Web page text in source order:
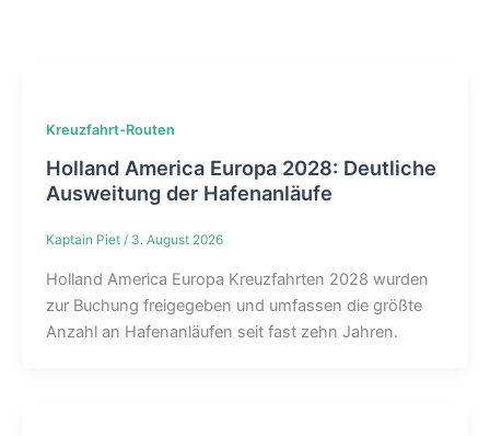
Kreuzfahrt-Routen
Holland America Europa 2028: Deutliche
Ausweitung der Hafenanläufe
Kaptain Piet / 3. August 2026
Holland America Europa Kreuzfahrten 2028 wurden
zur Buchung freigegeben und umfassen die größte
Anzahl an Hafenanläufen seit fast zehn Jahren.